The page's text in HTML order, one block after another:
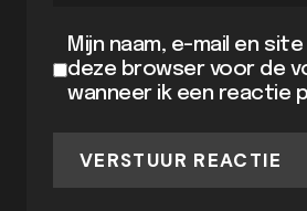
Mijn naam, e-mail en
deze browser voor de
wanneer ik een reactie
VERSTUUR REACTIE